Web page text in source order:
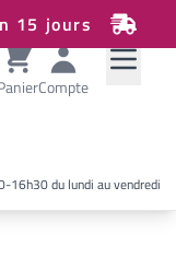
15 jours
Compte
16h30 du lundi au vendredi